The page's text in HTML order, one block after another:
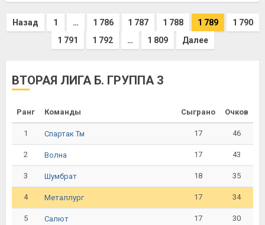
Назад 1 … 1 786 1 787 1 788 1 789
1 790
1 791
1 792 … 1 809 Далее
ВТОРАЯ ЛИГА Б. ГРУППА 3
Ранг Команды Сыграно Очков
1 Спартак Тм 17 46
2 Волна 17 43
3 Шумбрат 18 35
4 Металлург 17 34
5 Салют 17 30